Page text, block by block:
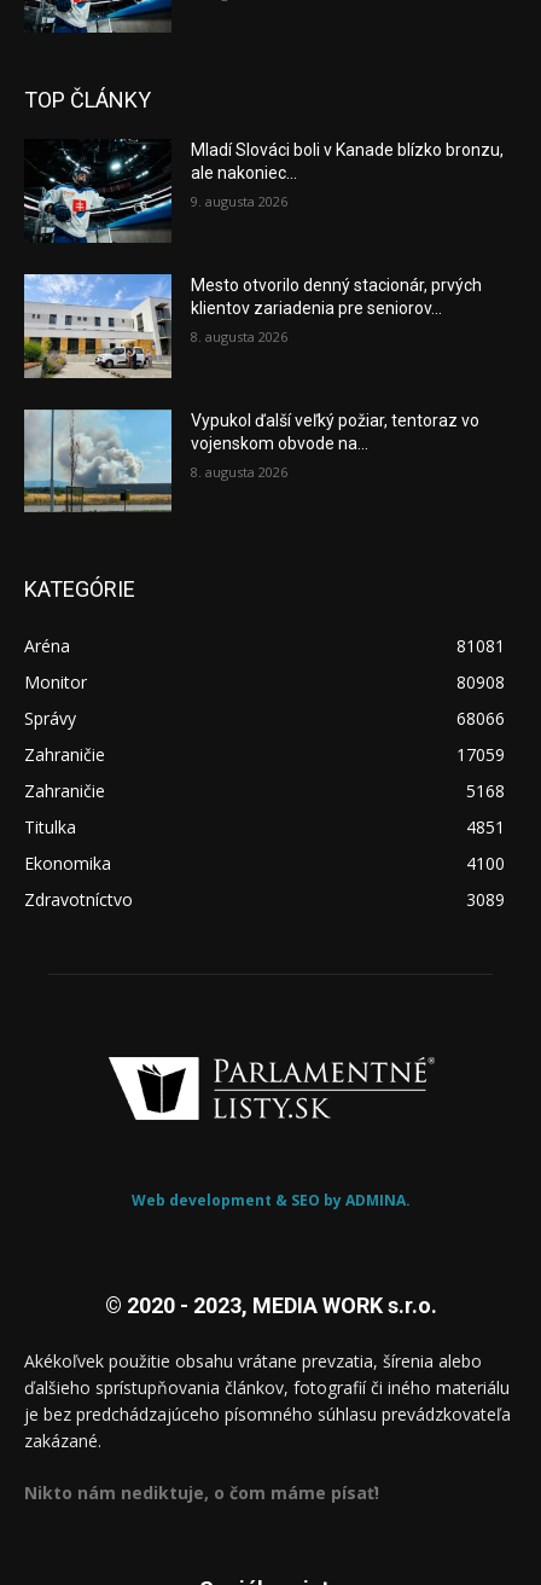
TOP ČLÁNKY
Mladí Slováci boli v Kanade blízko bronzu,
ale nakoniec...
9. augusta 2026
Mesto otvorilo denný stacionár, prvých
klientov zariadenia pre seniorov...
8. augusta 2026
Vypukol ďalší veľký požiar, tentoraz vo
vojenskom obvode na...
8. augusta 2026
KATEGÓRIE
Aréna
81081
Monitor
80908
Správy
68066
Zahraničie
17059
Zahraničie
5168
Titulka
4851
Ekonomika
4100
Zdravotníctvo
3089
Web development & SEO by ADMINA.
© 2020 - 2023, MEDIA WORK s.r.o.
Akékoľvek použitie obsahu vrátane prevzatia, šírenia alebo
ďalšieho sprístupňovania článkov, fotografií či iného materiálu
je bez predchádzajúceho písomného súhlasu prevádzkovateľa
zakázané.
Nikto nám nediktuje, o čom máme písať!